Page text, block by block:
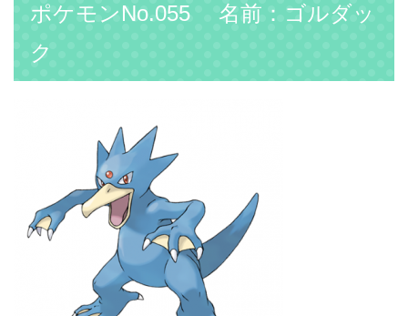
ポケモンNo.055 名前：ゴルダッ
ク